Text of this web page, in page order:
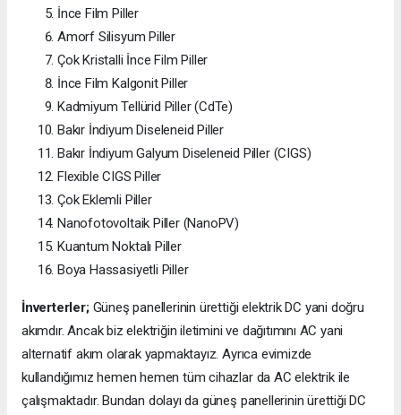
İnce Film Piller
Amorf Silisyum Piller
Çok Kristalli İnce Film Piller
İnce Film Kalgonit Piller
Kadmiyum Tellürid Piller (CdTe)
Bakır İndiyum Diseleneid Piller
Bakır İndiyum Galyum Diseleneid Piller (CIGS)
Flexible CIGS Piller
Çok Eklemli Piller
Nanofotovoltaik Piller (NanoPV)
Kuantum Noktalı Piller
Boya Hassasiyetli Piller
İnverterler;Güneş panellerinin ürettiği elektrik DC yani doğru
akımdır. Ancak biz elektriğin iletimini ve dağıtımını AC yani
alternatif akım olarak yapmaktayız. Ayrıca evimizde
kullandığımız hemen hemen tüm cihazlar da AC elektrik ile
çalışmaktadır. Bundan dolayı da güneş panellerinin ürettiği DC